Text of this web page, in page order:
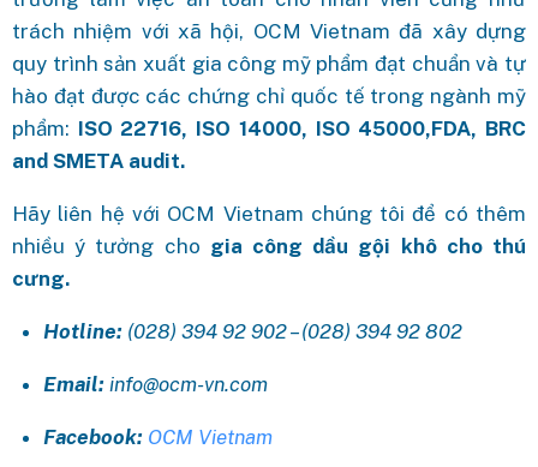
trách nhiệm với xã hội, OCM Vietnam đã xây dựng
quy trình sản xuất gia công mỹ phẩm đạt chuẩn và tự
hào đạt được các chứng chỉ quốc tế trong ngành mỹ
phẩm: ISO 22716, ISO 14000, ISO 45000,FDA, BRC
and SMETA audit.
Hãy liên hệ với OCM Vietnam chúng tôi để có thêm
nhiều ý tưởng cho gia công dầu gội khô cho thú
cưng.
Hotline:(028) 394 92 902 – (028) 394 92 802
Email:info@ocm-vn.com
Facebook: OCM Vietnam